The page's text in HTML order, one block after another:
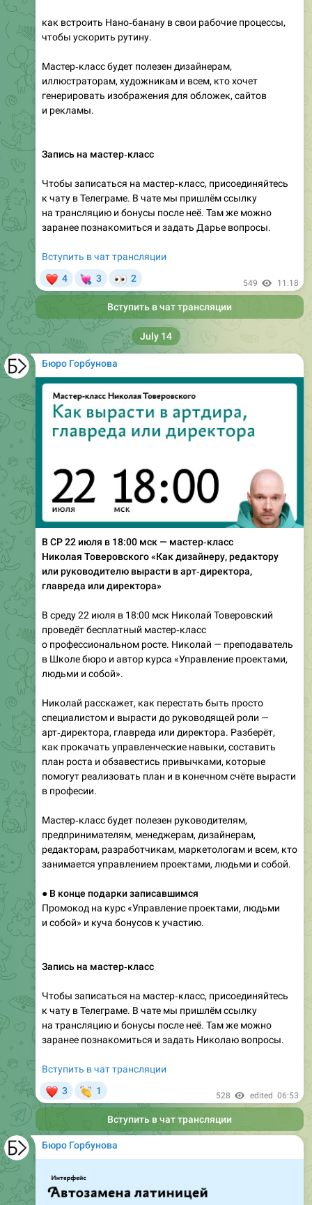
как встроить Нано‑банану в свои рабочие процессы,
чтобы ускорить рутину.
Мастер‑класс будет полезен дизайнерам,
иллюстраторам, художникам и всем, кто хочет
генерировать изображения для обложек, сайтов
и рекламы.
Запись на мастер‑класс
Чтобы записаться на мастер‑класс, присоединяйтесь
к чату в Телеграме. В чате мы пришлём ссылку
на трансляцию и бонусы после неё. Там же можно
заранее познакомиться и задать Дарье вопросы.
Вступить в чат трансляции
4 3
👀
2 549 11:18
Вступить в чат трансляции
Бюро Горбунова
В СР 22 июля в 18:00 мск — мастер‑класс
Николая Товеровского «Как дизайнеру, редактору
или руководителю вырасти в арт‑директора,
главреда или директора»
В среду 22 июля в 18:00 мск Николай Товеровский
проведёт бесплатный мастер‑класс
о профессиональном росте. Николай — преподаватель
в Школе бюро и автор курса «Управление проектами,
людьми и собой».
Николай расскажет, как перестать быть просто
специалистом и вырасти до руководящей роли —
арт‑директора, главреда или директора. Разберёт,
как прокачать управленческие навыки, составить
план роста и обзавестись привычками, которые
помогут реализовать план и в конечном счёте вырасти
в професии.
Мастер‑класс будет полезен руководителям,
предпринимателям, менеджерам, дизайнерам,
редакторам, разработчикам, маркетологам и всем, кто
занимается управлением проектами, людьми и собой.
● В конце подарки записавшимся
Промокод на курс «Управление проектами, людьми
и собой» и куча бонусов к участию.
Запись на мастер‑класс
Чтобы записаться на мастер‑класс, присоединяйтесь
к чату в Телеграме. В чате мы пришлём ссылку
на трансляцию и бонусы после неё. Там же можно
заранее познакомиться и задать Николаю вопросы.
Вступить в чат трансляции
3 1 528 edited 06:53
Вступить в чат трансляции
July 14
Бюро Горбунова